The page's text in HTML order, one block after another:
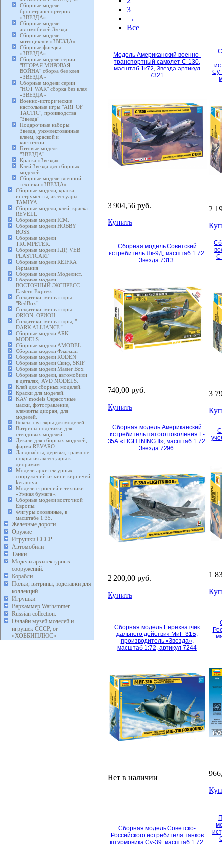
Сборные модели
бронетранспортеров
«ЗВЕЗДА»
Сборные модели
автомобилей Звезда.
Сборные модели
мотоциклов «ЗВЕЗДА»
Сборные фигуры
«ЗВЕЗДА»
Сборные модели серии
"ВТОРАЯ МИРОВАЯ
ВОЙНА" сборка без клея
«ЗВЕЗДА»
Сборные модели серии
"HOT WAR" сборка без клея
«ЗВЕЗДА»
Военно-исторические
настольные игры "ART OF
TACTIC", производства
"Звезда"
Подарочные наборы
Звезда, укомлектованные
клеем, краской и
кисточкой..
Готовые модели
"ЗВЕЗДА"
Краска «Звезда»
Клей Звезда для сборных
моделей.
Сборные модели военной
техники «ЗВЕЗДА»
Сборные модели, краска,
инструменты, аксессуары
TAMIYA
Сборные модели, клей, краска
REVELL
Сборные модели ICM.
Сборные модели HOBBY
BOSS.
Сборные модели
TRUMPETER.
Сборные модели ГДР, VEB
PLASTICART
Сборные модели REIFRA
Германия
Сборные модели Моделист.
Сборные модели
ВОСТОЧНЫЙ ЭКСПРЕСС
Eastern Express
Солдатики, миниатюры
"RedBox"
Солдатики, миниатюры
ORION, ОРИОН
Солдатики, миниатюры, "
DARK ALLIANCE "
Сборные модели ARK
MODELS
Сборные модели AMODEL
Сборные модели Флагман
Сборные модели RODEN
Сборные модели Скиф, SKIF
Сборные модели Master Box
Сборные модели, автомобили
в деталях, AVD MODELS.
Клей для сборных моделей.
Краски для моделей.
KAV models Окрасочные
маски, фототравление,
элементы диорам, для
моделей.
Боксы, футляры для моделей
Витрины подставки для
стендовых моделей
Декали для сборных моделей,
фирма REVARO
Ландшафты, деревья, травяное
покрытия аксессуары к
диорамам.
Модели архитектурных
сооружений из мини кирпичей
keranova.
Модели строений и техники
«Умная бумага».
Сборные модели восточной
Европы.
Фигуры оловянные, в
масштабе 1:35.
Железные дороги
Оружие
Игрушки СССР
Автомобили
Танки
Модели архитектурных
сооружений.
Корабли
Полки, витрины, подставки для
коллекций.
Игрушки
Вархаммер Warhammer
Russian collection.
Онлайн музей моделей и
игрушек СССР, от
«ХОББИПЛЮС»
3
→
Все
Модель Американский военно-
транспортный самолет С-130,
масштаб 1к72, Звезда артикул
7321.
3 904,56 руб.
Купить
Су-
2
Сборная модель Советский
истребитель Як-9Д, масштаб 1:72.
Звезда 7313.
740,00 руб.
Купить
3
Сборная модель Американский
истребитель пятого поколения F-
35А «LIGHTNING II», масштаб 1:72.
Звезда 7296.
2 200,00 руб.
Купить
1
Сборная модель Перехватчик
дальнего действия МиГ-31Б,
производитель «Звезда»,
масштаб 1:72, артикул 7244
Нет в наличии
Сборная модель Советско-
Российского истребителя танков
штурмовика Су-39, масштаб 1:72,